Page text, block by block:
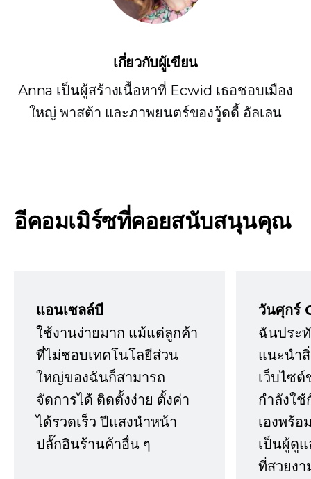
เกี่ยวกับผู้เขียน
Anna เป็นผู้สร้างเนื้อหาที่ Ecwid เธอชอบเมือง
ใหญ่ พาสต้า และภาพยนตร์ของวู้ดดี้ อัลเลน
อีคอมเมิร์ซที่คอยสนับสนุนคุณ
แอนเซลล์บี
ใช้งานง่ายมาก แม้แต่ลูกค้า
ที่ไม่ชอบเทคโนโลยีส่วน
ใหญ่ของฉันก็สามารถ
จัดการได้ ติดตั้งง่าย ตั้งค่า
ได้รวดเร็ว ปีแสงนำหน้า
ปลั๊กอินร้านค้าอื่น ๆ
วันศุกร์
ฉันประ
แนะนำ
เว็บไซ
กำลังใ
เองพร้
เป็นผู้ดูแ
ที่สวยง